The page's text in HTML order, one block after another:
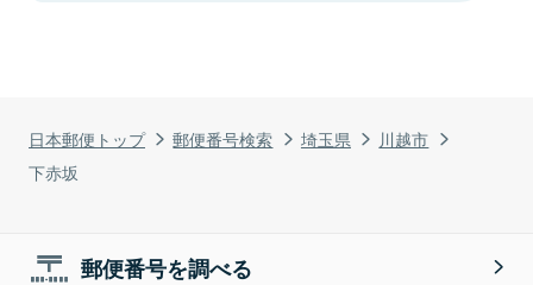
日本郵便トップ 郵便番号検索 埼玉県
川越市
下赤坂
郵便番号を調べる